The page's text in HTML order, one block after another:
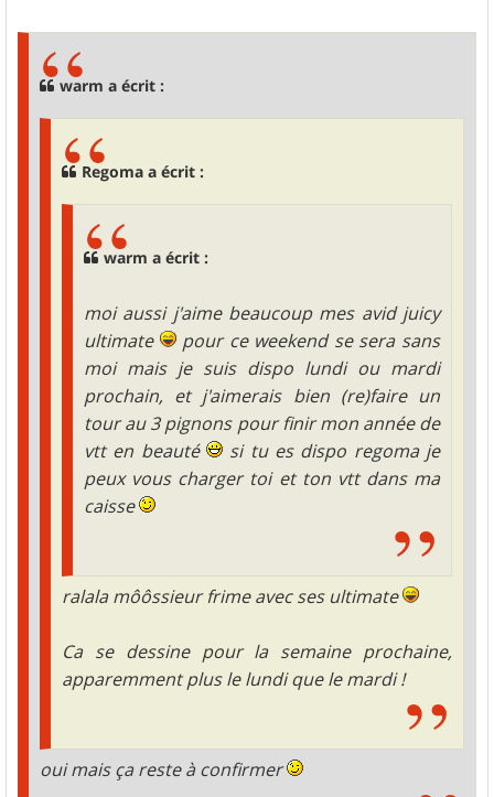
warm a écrit :
Regoma a écrit :
warm a écrit :
moi aussi j'aime beaucoup mes avid juicy
ultimate
pour ce weekend se sera sans
moi mais je suis dispo lundi ou mardi
prochain, et j'aimerais bien (re)faire un
tour au 3 pignons pour finir mon année de
vtt en beauté
si tu es dispo regoma je
peux vous charger toi et ton vtt dans ma
caisse
ralala môôssieur frime avec ses ultimate
Ca se dessine pour la semaine prochaine,
apparemment plus le lundi que le mardi !
oui mais ça reste à confirmer